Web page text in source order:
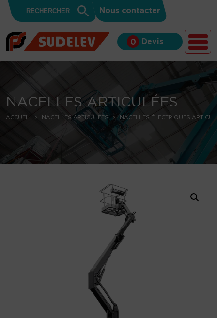
Skip to content
for:
Search
Button
Nous contacter
0 Devis
NACELLES ARTICULÉES
ACCUEIL NACELLES ARTICULÉES NACELLES ÉLECTRIQUES